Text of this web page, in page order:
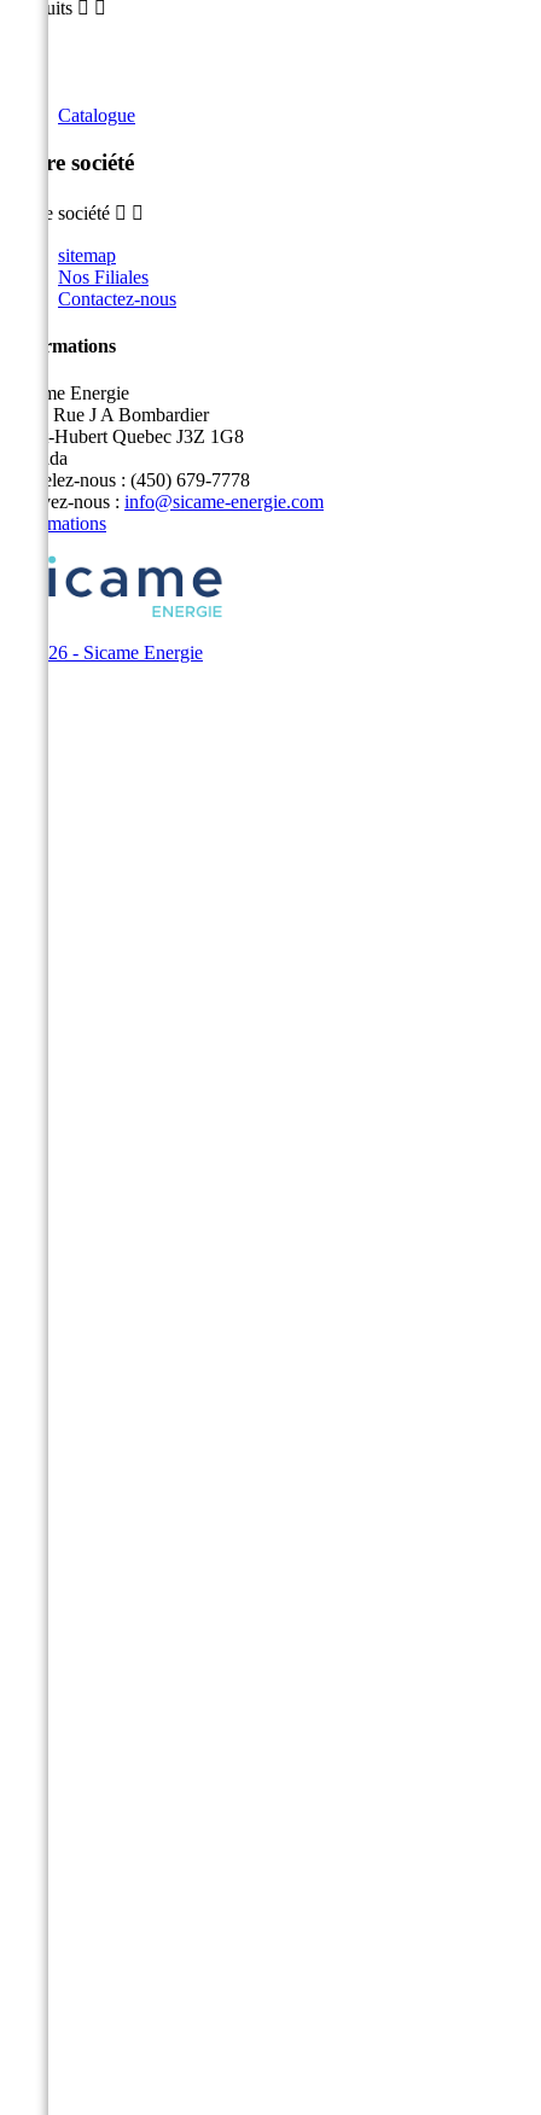
Produits  
Catalogue
Notre société
Notre société  
sitemap
Nos Filiales
Contactez-nous
Informations
Sicame Energie
5400 Rue J A Bombardier
Saint-Hubert Quebec J3Z 1G8
Canada
Appelez-nous : (450) 679-7778
Écrivez-nous : info@sicame-energie.com
Informations
© 2026 - Sicame Energie